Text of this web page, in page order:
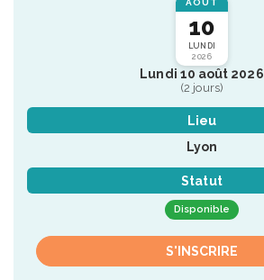
10
LUNDI
2026
Lundi 10 août 2026
(2 jours)
Lieu
Lyon
Statut
Disponible
S'INSCRIRE